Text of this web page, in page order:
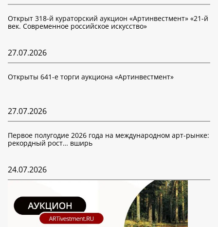
Открыт 318-й кураторский аукцион «Артинвестмент» «21-й
век. Современное российское искусство»
27.07.2026
Открыты 641-е торги аукциона «Артинвестмент»
27.07.2026
Первое полугодие 2026 года на международном арт-рынке:
рекордный рост… вширь
24.07.2026